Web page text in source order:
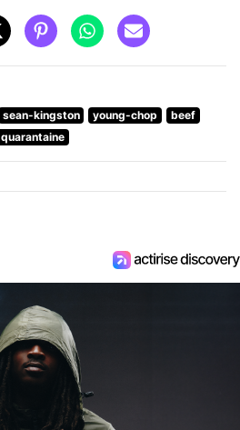
sean-kingston young-chop
beef
quarantaine